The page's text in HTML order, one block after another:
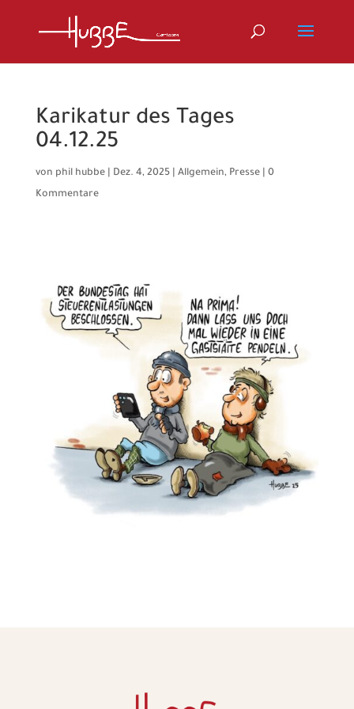
Karikatur des Tages
04.12.25
von phil hubbe| Dez. 4, 2025| Allgemein, Presse| 0
Kommentare